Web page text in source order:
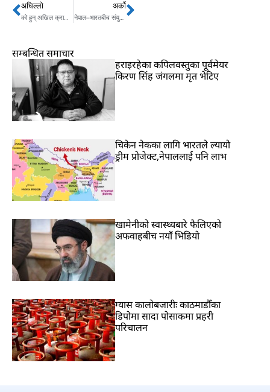
Prev
अघिल्लो
को हुन् अखिल क्रान्तिकारीको पहिलो महिला अध्यक्ष बनेकी पञ्चा सिंह
अर्को
नेपाल–भारतबीच संयुक्त सैनिक अभ्यास सम्पन्न Next
सम्बन्धित समाचार
हराइरहेका कपिलवस्तुका पूर्वमेयर
किरण सिंह जंगलमा मृत भेटिए
चिकेन नेकका लागि भारतले ल्यायो
ड्रीम प्रोजेक्ट,नेपाललाई पनि लाभ
खामेनीको स्वास्थ्यबारे फैलिएको
अफवाहबीच नयाँ भिडियो
ग्यास कालोबजारीः काठमाडौँका
डिपोमा सादा पोसाकमा प्रहरी
परिचालन